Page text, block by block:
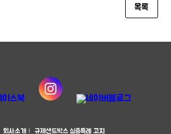
목록
회사소개 규제샌드박스 실증특례 고지